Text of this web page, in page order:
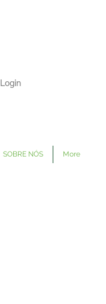
Login
SOBRE NÓS More